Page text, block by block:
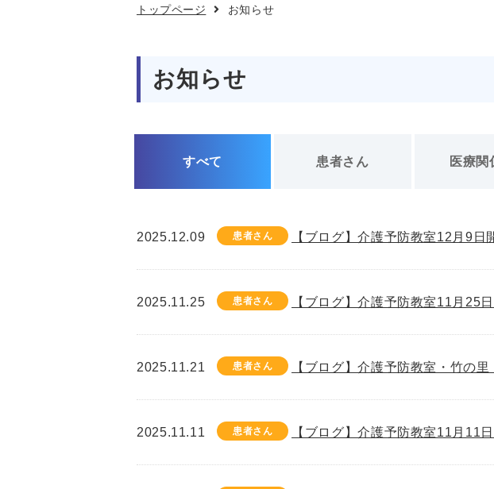
トップページ お知らせ
お知らせ
すべて 患者さん 医療関
2025.12.09 患者さん 【ブログ】介護予防教室12月9日
2025.11.25 患者さん 【ブログ】介護予防教室11月25
2025.11.21 患者さん 【ブログ】介護予防教室・竹の
2025.11.11 患者さん 【ブログ】介護予防教室11月11